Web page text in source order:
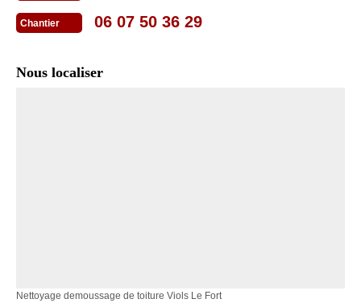
Chantier 06 07 50 36 29
Nous localiser
Nettoyage demoussage de toiture Viols Le Fort